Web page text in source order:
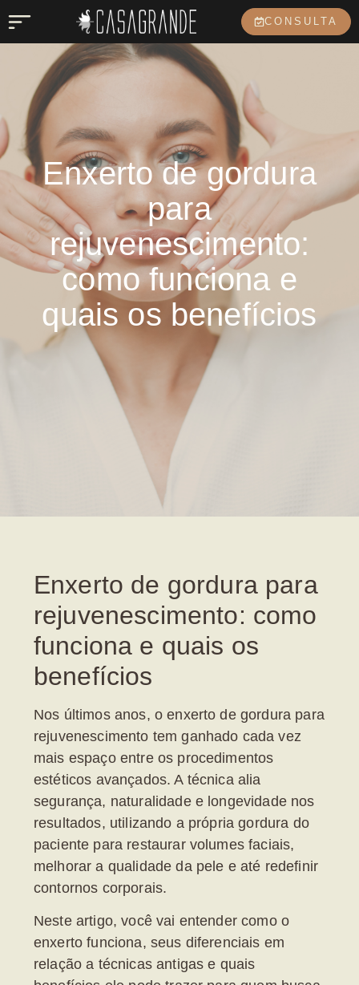
CONSULTA
Enxerto de gordura
para
rejuvenescimento:
como funciona e
quais os benefícios
Enxerto de gordura para
rejuvenescimento: como
funciona e quais os
benefícios
Nos últimos anos, oenxerto de gordura para
rejuvenescimento tem ganhado cada vez
mais espaço entre os procedimentos
estéticos avançados. A técnica alia
segurança, naturalidade e longevidade nos
resultados, utilizando a própria gordura do
paciente para restaurar volumes faciais,
melhorar a qualidade da pele e até redefinir
contornos corporais.
Neste artigo, você vai entender como o
enxerto funciona, seus diferenciais em
relação a técnicas antigas e quais